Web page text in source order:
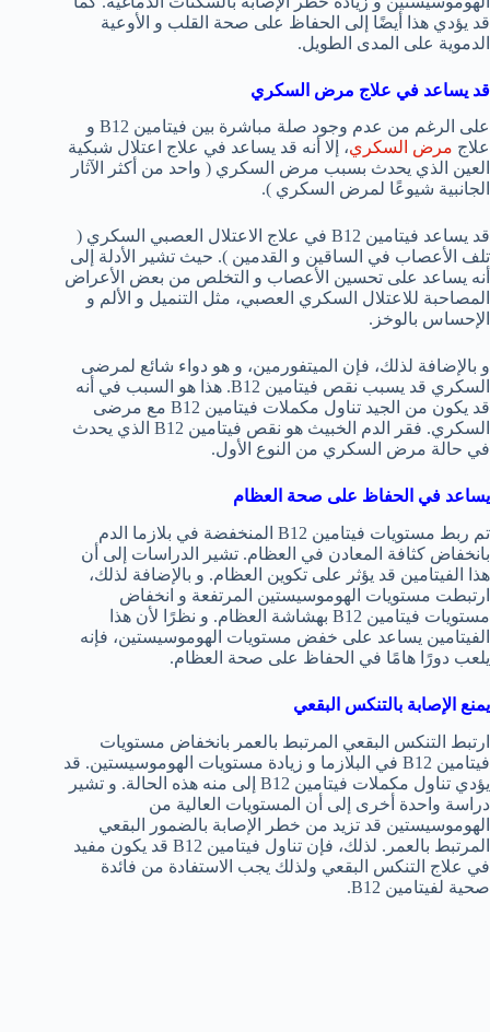
قد يؤدي هذا أيضًا إلى الحفاظ على صحة القلب و الأوعية
الدموية على المدى الطويل.
قد يساعد في علاج مرض السكري
على الرغم من عدم وجود صلة مباشرة بين فيتامين B12 و
علاج مرض السكري، إلا أنه قد يساعد في علاج اعتلال شبكية
العين الذي يحدث بسبب مرض السكري ( واحد من أكثر الآثار
الجانبية شيوعًا لمرض السكري ).
قد يساعد فيتامين B12 في علاج الاعتلال العصبي السكري (
تلف الأعصاب في الساقين و القدمين ). حيث تشير الأدلة إلى
أنه يساعد على تحسين الأعصاب و التخلص من بعض الأعراض
المصاحبة للاعتلال السكري العصبي، مثل التنميل و الألم و
الإحساس بالوخز.
و بالإضافة لذلك، فإن الميتفورمين، و هو دواء شائع لمرضى
السكري قد يسبب نقص فيتامين B12. هذا هو السبب في أنه
قد يكون من الجيد تناول مكملات فيتامين B12 مع مرضى
السكري. فقر الدم الخبيث هو نقص فيتامين B12 الذي يحدث
في حالة مرض السكري من النوع الأول.
يساعد في الحفاظ على صحة العظام
تم ربط مستويات فيتامين B12 المنخفضة في بلازما الدم
بانخفاض كثافة المعادن في العظام. تشير الدراسات إلى أن
هذا الفيتامين قد يؤثر على تكوين العظام. و بالإضافة لذلك،
ارتبطت مستويات الهوموسيستين المرتفعة و انخفاض
مستويات فيتامين B12 بهشاشة العظام. و نظرًا لأن هذا
الفيتامين يساعد على خفض مستويات الهوموسيستين، فإنه
يلعب دورًا هامًا في الحفاظ على صحة العظام.
يمنع الإصابة بالتنكس البقعي
ارتبط التنكس البقعي المرتبط بالعمر بانخفاض مستويات
فيتامين B12 في البلازما و زيادة مستويات الهوموسيستين. قد
يؤدي تناول مكملات فيتامين B12 إلى منه هذه الحالة. و تشير
دراسة واحدة أخرى إلى أن المستويات العالية من
الهوموسيستين قد تزيد من خطر الإصابة بالضمور البقعي
المرتبط بالعمر. لذلك، فإن تناول فيتامين B12 قد يكون مفيد
في علاج التنكس البقعي ولذلك يجب الاستفادة من فائدة
صحية لفيتامين B12.